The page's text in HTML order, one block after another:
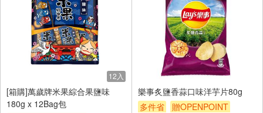
12入
[箱購]萬歲牌米果綜合果鹽味
180g x 12Bag包
樂事炙鹽香蒜口味洋芋片80g
多件省
贈OPENPOINT